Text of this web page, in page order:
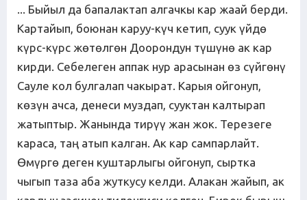
... Быйыл да бапалактап алгачкы кар жаай берди.
Картайып, боюнан каруу-күч кетип, суук үйдө
күрс-күрс жөтөлгөн Доорондун түшүнө ак кар
кирди. Себелеген аппак нур арасынан өз сүйгөнү
Сауле кол булгалап чакырат. Карыя ойгонуп,
көзүн ачса, денеси муздап, сууктан калтырап
жатыптыр. Жанында тирүү жан жок. Терезеге
караса, таң атып калган. Ак кар сампарлайт.
Өмүргө деген куштарлыгы ойгонуп, сыртка
чыгып таза аба жуткусу келди. Алакан жайып, ак